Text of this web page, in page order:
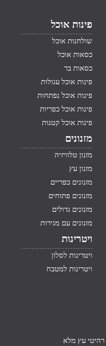
פינות אוכל
שולחנות אוכל
כסאות אוכל
כסאות בר
פינות אוכל עגולות
פינות אוכל נפתחות
פינות אוכל כפריות
פינות אוכל קטנות
מזנונים
מזנון טלוויזיה
מזנון עץ
מזנונים כפריים
מזנונים פתוחים
מזנונים גדולים
מזנונים עם מגירות
ויטרינות
ויטרינות לסלון
ויטרינות למטבח
רהיטי עץ מלא